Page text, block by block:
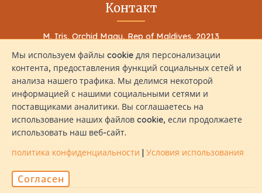
Контакт
M. Iris, Orchid Magu, Rep of Maldives, 20213
sales@naalistravels.com
+960 999 2296
Все Права Защищены © 2026 Naalis Travels & Tours
Мы используем файлы cookie для персонализации
контента, предоставления функций социальных сетей и
анализа нашего трафика. Мы делимся некоторой
информацией с нашими социальными сетями и
поставщиками аналитики. Вы соглашаетесь на
использование наших файлов cookie, если продолжаете
использовать наш веб-сайт.
политика конфиденциальности | Условия использования
Согласен